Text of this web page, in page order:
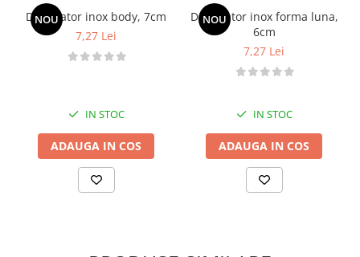
NOU
Decupator inox body, 7cm
7,27 Lei
IN STOC
ADAUGA IN COS
NOU
Decupator inox forma luna,
6cm
7,27 Lei
IN STOC
ADAUGA IN COS